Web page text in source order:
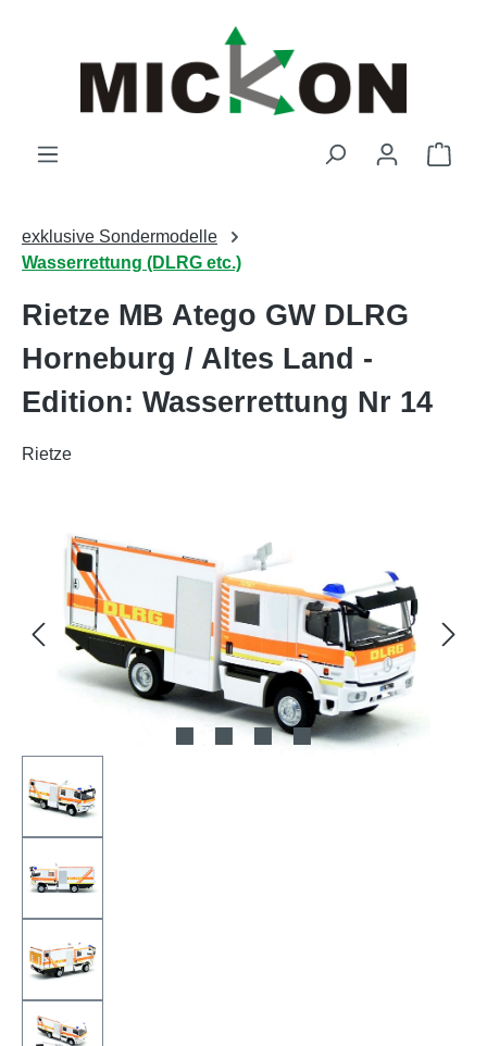
exklusive Sondermodelle
Wasserrettung (DLRG etc.)
Rietze MB Atego GW DLRG
Horneburg / Altes Land -
Edition: Wasserrettung Nr 14
Rietze